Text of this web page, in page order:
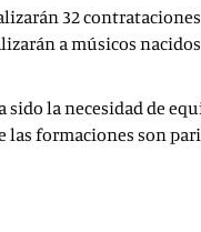
32
a músicos
la necesidad de
las formaciones son